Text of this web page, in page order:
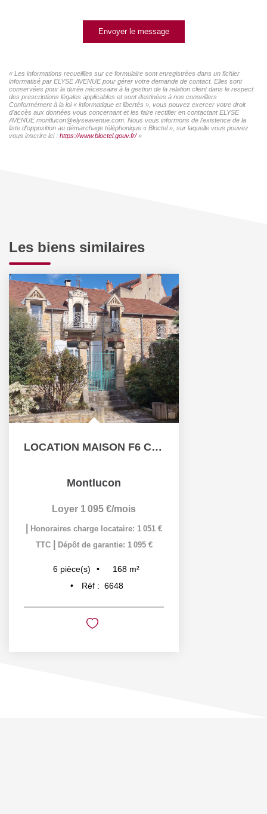
Envoyer le message
« Les informations recueillies sur ce formulaire sont enregistrées dans un fichier
informatisé par ELYSE AVENUE pour gérer votre demande de contact. Elles sont
conservées pour la durée nécessaire à la gestion de la relation client dans le respect
des prescriptions légales applicables et sont destinées à nos conseillers
Conformément à la loi « informatique et libertés », vous pouvez exercer votre droit
d'accès aux données vous concernant et les faire rectifier en contactant ELYSE
AVENUE montlucon@elyseavenue.com. Nous vous informons de l'existence de la
liste d'opposition au démarchage téléphonique « Bloctel », sur laquelle vous pouvez
vous inscrire ici : https://www.bloctel.gouv.fr/»
Les biens similaires
LOCATION MAISON F6 CENTRE VILLE MONTLUCON
Montlucon
Loyer 1 095 €/mois
Honoraires charge locataire: 1 051 €
TTC
Dépôt de garantie: 1 095 €
6 pièce(s) 168 m²
Réf : 6648